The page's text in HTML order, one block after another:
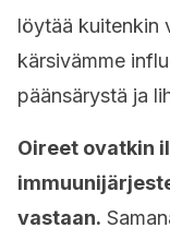
löytää kuitenkin
kärsivämme
päänsärystä ja
Oireet ovatkin
vastaan.